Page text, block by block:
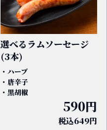
選べるラムソーセージ
(3本)
・ハーブ
・唐辛子
・黒胡椒
590円
税込649円